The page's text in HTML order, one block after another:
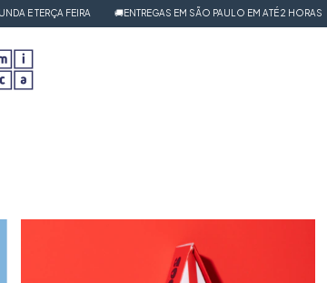
TERÇA FEIRA 🚚ENTREGAS EM SÃO PAULO EM ATÉ 2 HORAS